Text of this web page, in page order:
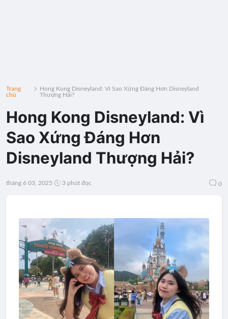
Trang
chủ
Hong Kong Disneyland: Vì Sao Xứng Đáng Hơn Disneyland
Thượng Hải?
Hong Kong Disneyland: Vì
Sao Xứng Đáng Hơn
Disneyland Thượng Hải?
tháng 6 03, 2025 3 phút đọc 0